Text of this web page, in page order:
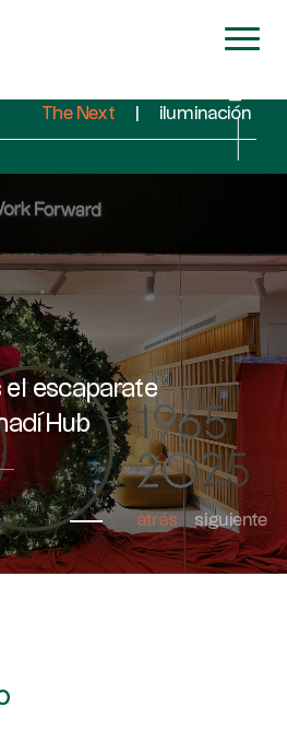
el escaparate
Hub
atrás siguiente
The Next iluminación
RECIENTES